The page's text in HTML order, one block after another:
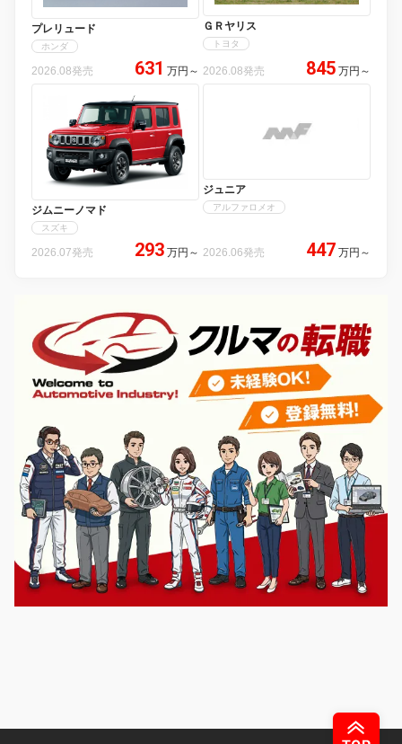
プレリュード
ホンダ
2026.08発売 631 万円 ～
ＧＲヤリス
トヨタ
2026.08発売 845 万円 ～
ジムニーノマド
スズキ
2026.07発売 293 万円 ～
ジュニア
アルファロメオ
2026.06発売 447 万円 ～